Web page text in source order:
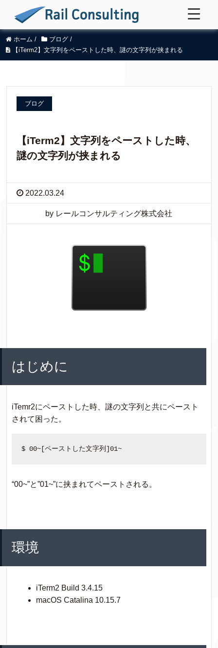
ホーム / ブログ /
【iTerm2】文字列をペーストした時、謎の文字列が挟まれる
ブログ
【iTerm2】文字列をペーストした時、
謎の文字列が挟まれる
2022.03.24
by レールコンサルティング株式会社
はじめに
iTemr2にペーストした時、謎の文字列と共にペースト
されて困った。
“00~”と”01~”に挟まれてペーストされる。
環境
iTerm2 Build 3.4.15
macOS Catalina 10.15.7